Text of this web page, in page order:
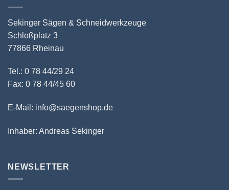
Sekinger Sägen & Schneidwerkzeuge
Schloßplatz 3
77866 Rheinau
Tel.: 0 78 44/29 24
Fax: 0 78 44/45 60
E-Mail: info@saegenshop.de
Inhaber: Andreas Sekinger
NEWSLETTER